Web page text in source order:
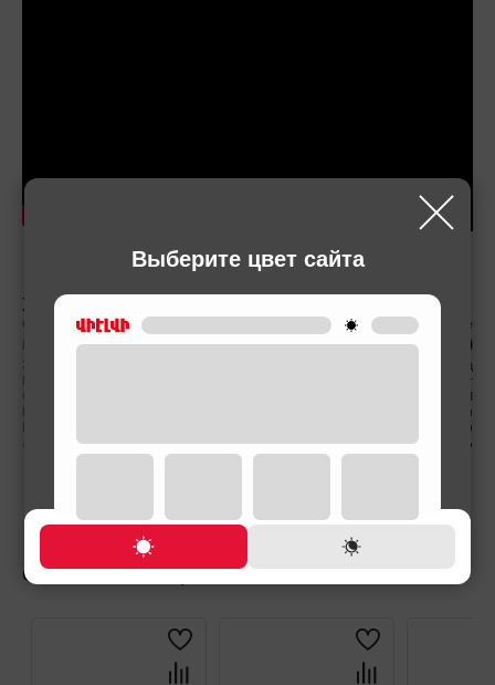
Выберите цвет сайта
ХАРАКТЕРИСТИКА
Сделано в Китае
Цвет
Эл. питание (Вольт ,Гц)
220-240 В/50-60 Гц
900 Вт
Объем 1.25 Л
20.5x22.5x32 см
1.7 (кг)
Автоматическое выключение Есть
СОПУТСТВУЮЩИЕ ТОВАРЫ